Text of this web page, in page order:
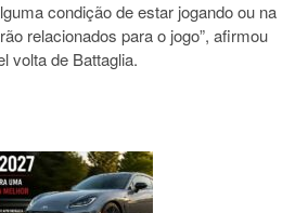
condição de estar jogando ou na
relacionados para o jogo”, afirmou
volta de Battaglia.